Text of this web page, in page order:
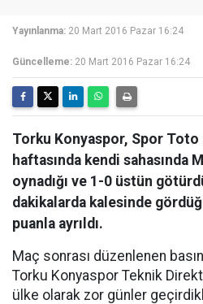
Yayınlanma: 20 Mart 2016 Pazar 16:24
Güncelleme: 20 Mart 2016 Pazar 16:24
Torku Konyaspor, Spor Toto
haftasında kendi sahasında
oynadığı ve 1-0 üstün
dakikalarda kalesinde
puanla ayrıldı.
Maç sonrası düzenlenen
Torku Konyaspor Teknik
ülke olarak zor günler